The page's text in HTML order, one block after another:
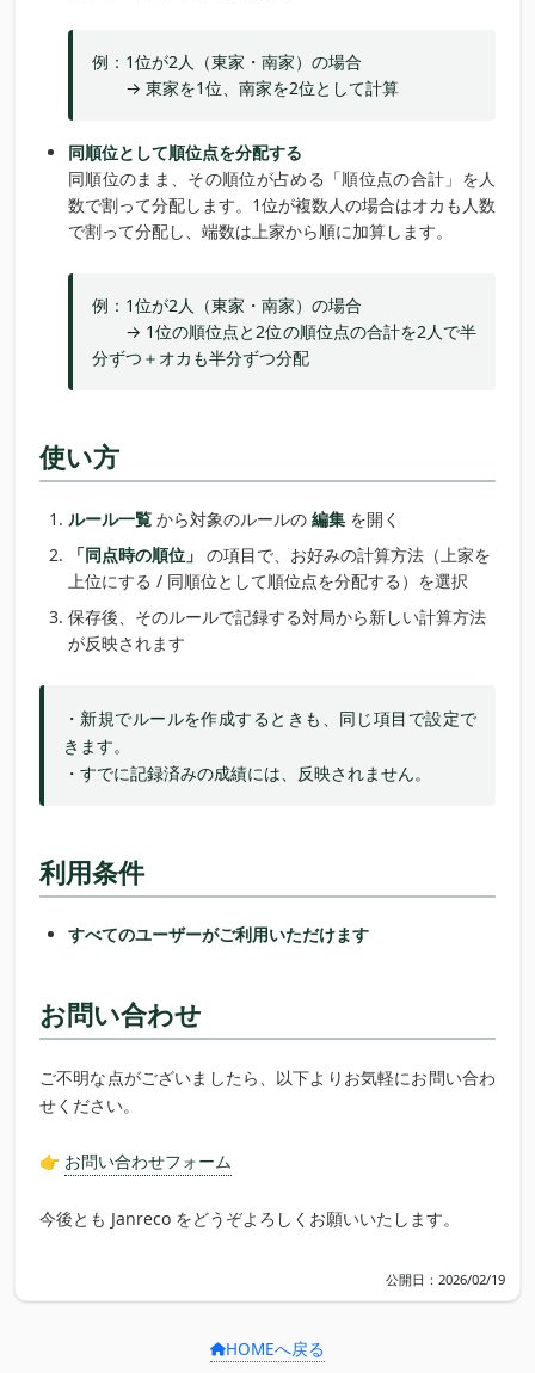
例：1位が2人（東家・南家）の場合
→ 東家を1位、南家を2位として計算
同順位として順位点を分配する
同順位のまま、その順位が占める「順位点の合計」を人
数で割って分配します。1位が複数人の場合はオカも人数
で割って分配し、端数は上家から順に加算します。
例：1位が2人（東家・南家）の場合
→ 1位の順位点と2位の順位点の合計を2人で半
分ずつ＋オカも半分ずつ分配
使い方
ルール一覧 から対象のルールの 編集 を開く
「同点時の順位」 の項目で、お好みの計算方法（上家を
上位にする / 同順位として順位点を分配する）を選択
保存後、そのルールで記録する対局から新しい計算方法
が反映されます
・新規でルールを作成するときも、同じ項目で設定で
きます。
・すでに記録済みの成績には、反映されません。
利用条件
すべてのユーザーがご利用いただけます
お問い合わせ
ご不明な点がございましたら、以下よりお気軽にお問い合わ
せください。
👉 お問い合わせフォーム
今後とも Janreco をどうぞよろしくお願いいたします。
公開日：2026/02/19
HOMEへ戻る